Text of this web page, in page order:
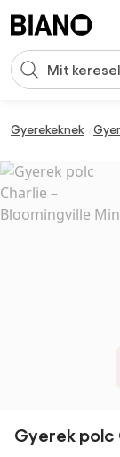
Keresési bevitel
Gyerekeknek
Gyerek polc